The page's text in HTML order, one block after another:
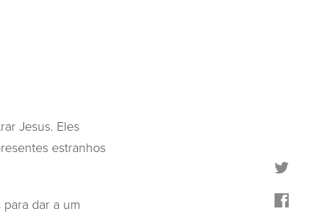
Jesus. Eles
estranhos
dar a um